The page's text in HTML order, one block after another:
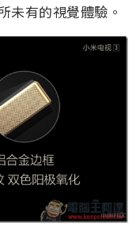
未有的視覺體驗。